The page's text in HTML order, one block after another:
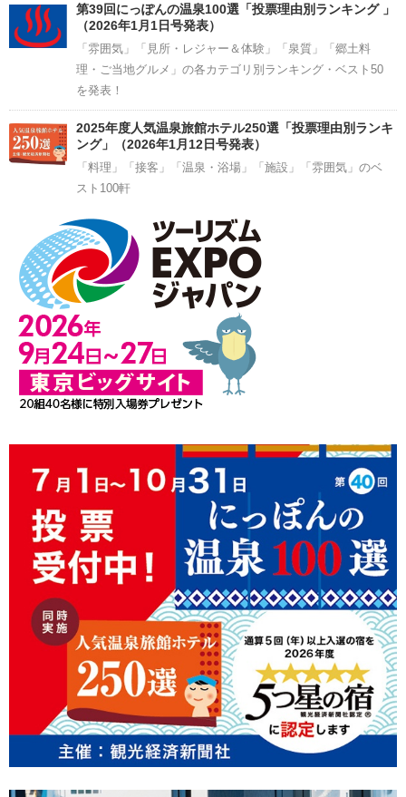
第39回にっぽんの温泉100選「投票理由別ランキング 」
（2026年1月1日号発表）
「雰囲気」「見所・レジャー＆体験」「泉質」「郷土料
理・ご当地グルメ」の各カテゴリ別ランキング・ベスト50
を発表！
2025年度人気温泉旅館ホテル250選「投票理由別ランキ
ング」（2026年1月12日号発表）
「料理」「接客」「温泉・浴場」「施設」「雰囲気」のベ
スト100軒